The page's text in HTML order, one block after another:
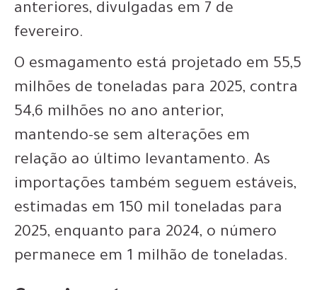
anteriores, divulgadas em 7 de
fevereiro.
O esmagamento está projetado em 55,5
milhões de toneladas para 2025, contra
54,6 milhões no ano anterior,
mantendo-se sem alterações em
relação ao último levantamento. As
importações também seguem estáveis,
estimadas em 150 mil toneladas para
2025, enquanto para 2024, o número
permanece em 1 milhão de toneladas.